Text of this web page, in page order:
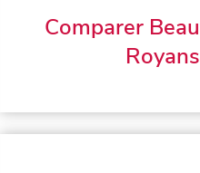
Comparer
Royans